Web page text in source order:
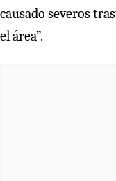
causado severos
el área”.